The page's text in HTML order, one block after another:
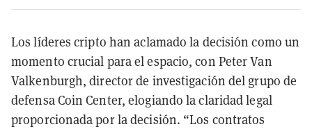
Los líderes cripto han aclamado la decisión como un
momento crucial para el espacio, con Peter Van
Valkenburgh, director de investigación del grupo de
defensa Coin Center, elogiando la claridad legal
proporcionada por la decisión. “Los contratos